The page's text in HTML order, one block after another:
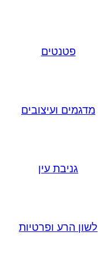
פטנטים
מדגמים ועיצובים
גניבת עין
לשון הרע ופרטיות